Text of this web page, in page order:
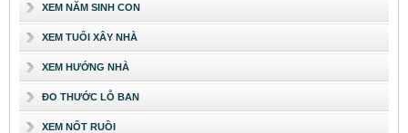
XEM NĂM SINH CON
XEM TUỔI XÂY NHÀ
XEM HƯỚNG NHÀ
ĐO THƯỚC LỖ BAN
XEM NỐT RUỒI